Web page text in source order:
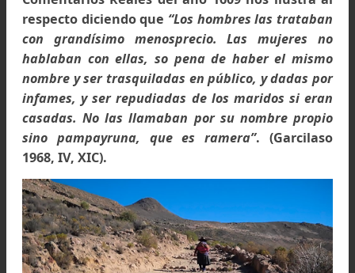
es plaza o campo llano, y runa, persona, ya
hombre o mujer (González [1608] 1952).
como lugar público, estaría significando
está dispuesta (la mujer) a recibir a
quieren ir a ella (Ellefsen 1989). Existen
vocablos aymaras que dan prueba que
prostitución estaba lejos de ser
tanta karpa, kachikarpa y wakchakña
1984).
El Inca Garcilaso de la Vega en su